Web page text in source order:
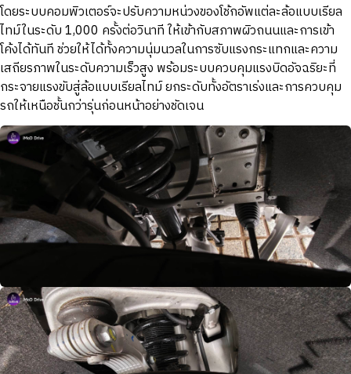
โดยระบบคอมพิวเตอร์จะปรับความหน่วงของโช้กอัพแต่ละล้อแบบเรียล
ไทม์ในระดับ 1,000 ครั้งต่อวินาที ให้เข้ากับสภาพผิวถนนและการเข้า
โค้งได้ทันที ช่วยให้ได้ทั้งความนุ่มนวลในการซับแรงกระแทกและความ
เสถียรภาพในระดับความเร็วสูง พร้อมระบบควบคุมแรงบิดอัจฉริยะที่
กระจายแรงขับสู่ล้อแบบเรียลไทม์ ยกระดับทั้งอัตราเร่งและการควบคุม
รถให้เหนือชั้นกว่ารุ่นก่อนหน้าอย่างชัดเจน